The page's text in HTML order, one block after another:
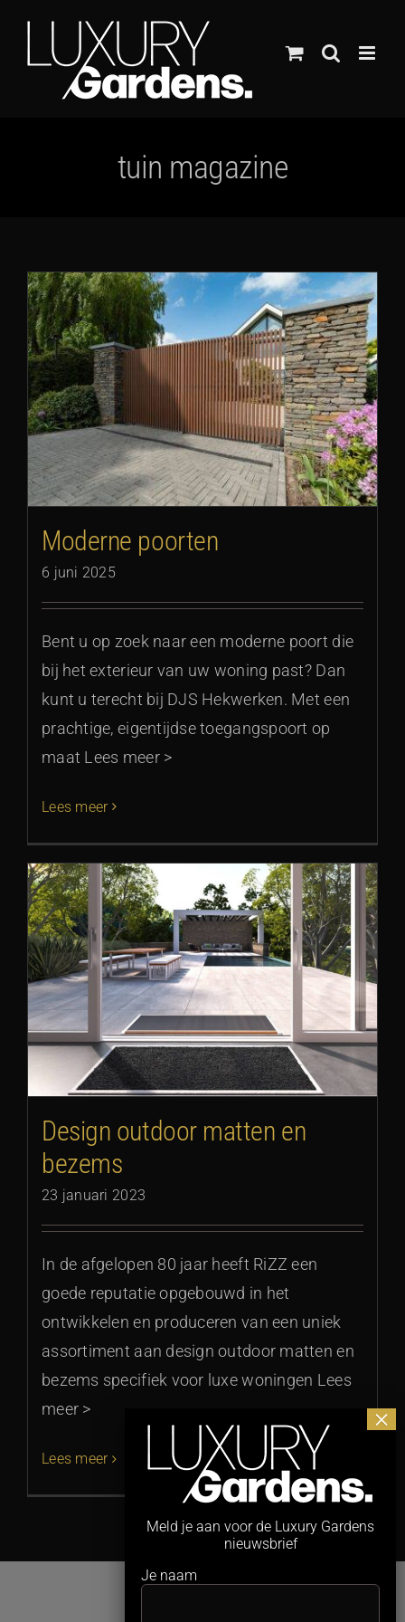
inhoud
tuin magazine
Moderne poorten
6 juni 2025
Bent u op zoek naar een moderne poort die
bij het exterieur van uw woning past? Dan
kunt u terecht bij DJS Hekwerken. Met een
prachtige, eigentijdse toegangspoort op
maat Lees meer >
Lees meer
Design outdoor matten en
bezems
23 januari 2023
In de afgelopen 80 jaar heeft RiZZ een
goede reputatie opgebouwd in het
ontwikkelen en produceren van een uniek
assortiment aan design outdoor matten en
bezems specifiek voor luxe woningen Lees
meer >
Lees meer
Meld je aan voor de Luxury Gardens
nieuwsbrief
Je naam